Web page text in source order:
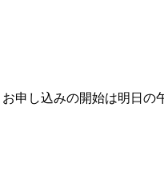
申し込みの開始は明日の